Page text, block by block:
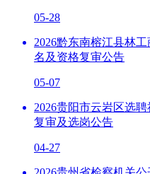
05-28
2026黔东南榕江县林
名及资格复审公告
05-07
2026贵阳市云岩区选
复审及选岗公告
04-27